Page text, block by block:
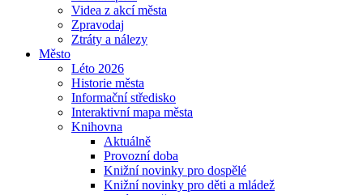
Videa z akcí města
Zpravodaj
Ztráty a nálezy
Město
Léto 2026
Historie města
Informační středisko
Interaktivní mapa města
Knihovna
Aktuálně
Provozní doba
Knižní novinky pro dospělé
Knižní novinky pro děti a mládež